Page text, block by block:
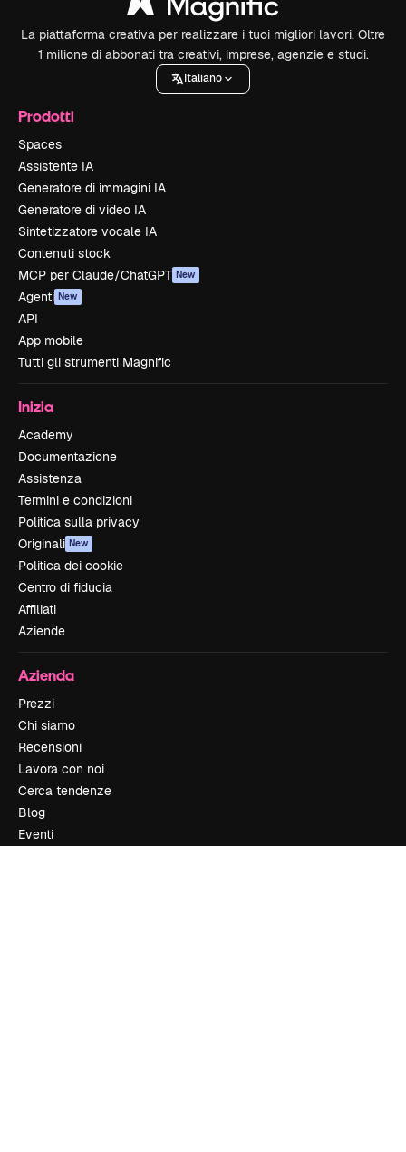
La piattaforma creativa per realizzare i tuoi migliori lavori. Oltre
1 milione di abbonati tra creativi, imprese, agenzie e studi.
Italiano
Prodotti
Spaces
Assistente IA
Generatore di immagini IA
Generatore di video IA
Sintetizzatore vocale IA
Contenuti stock
MCP per Claude/ChatGPT New
Agenti New
API
App mobile
Tutti gli strumenti Magnific
Inizia
Academy
Documentazione
Assistenza
Termini e condizioni
Politica sulla privacy
Originali New
Politica dei cookie
Centro di fiducia
Affiliati
Aziende
Azienda
Prezzi
Chi siamo
Recensioni
Lavora con noi
Cerca tendenze
Blog
Eventi